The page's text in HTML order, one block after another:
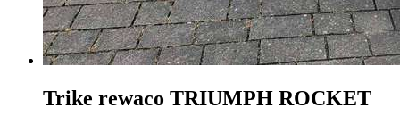
Trike rewaco TRIUMPH ROCKET